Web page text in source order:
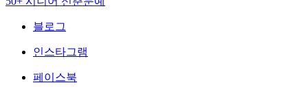
블로그
인스타그램
페이스북